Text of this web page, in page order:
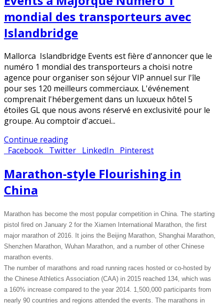
mondial des transporteurs avec
Islandbridge
Mallorca​ Islandbridge Events est fière d'annoncer que le
numéro 1 mondial des transporteurs a choisi notre
agence pour organiser son séjour VIP annuel sur l'île
pour ses 120 meilleurs commerciaux. L'événement
comprenait l'hébergement dans un luxueux hôtel 5
étoiles GL que nous avons réservé en exclusivité pour le
groupe. Au comptoir d'accuei...
Continue reading
Facebook Twitter LinkedIn Pinterest
Marathon-style Flourishing in
China
Marathon has become the most popular competition in China. The starting
pistol fired on January 2 for the Xiamen International Marathon, the first
major marathon of 2016. It joins the Beijing Marathon, Shanghai Marathon,
Shenzhen Marathon, Wuhan Marathon, and a number of other Chinese
marathon events.
The number of marathons and road running races hosted or co-hosted by
the Chinese Athletics Association (CAA) in 2015 reached 134, which was
a 160% increase compared to the year 2014. 1,500,000 participants from
nearly 90 countries and regions attended the events. The marathons in